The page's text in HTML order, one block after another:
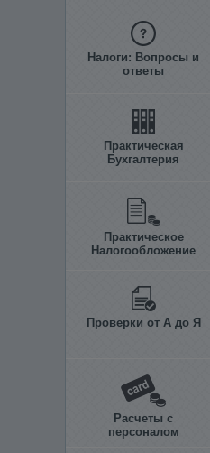
Налоги: Вопросы и
ответы
Практическая
Бухгалтерия
Практическое
Налогообложение
Проверки от А до Я
Расчеты с
персоналом